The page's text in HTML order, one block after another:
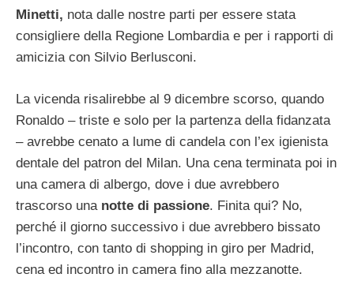
Minetti, nota dalle nostre parti per essere stata
consigliere della Regione Lombardia e per i rapporti di
amicizia con Silvio Berlusconi.
La vicenda risalirebbe al 9 dicembre scorso, quando
Ronaldo – triste e solo per la partenza della fidanzata
– avrebbe cenato a lume di candela con l’ex igienista
dentale del patron del Milan. Una cena terminata poi in
una camera di albergo, dove i due avrebbero
trascorso una notte di passione. Finita qui? No,
perché il giorno successivo i due avrebbero bissato
l’incontro, con tanto di shopping in giro per Madrid,
cena ed incontro in camera fino alla mezzanotte.